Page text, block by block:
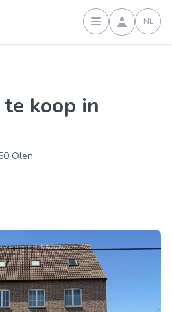
Inloggen
NL
Olen